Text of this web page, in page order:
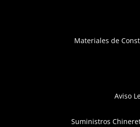
Materiales de
Aviso
Suministros